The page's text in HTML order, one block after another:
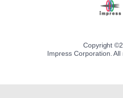
Copyright ©
Impress Corporation.